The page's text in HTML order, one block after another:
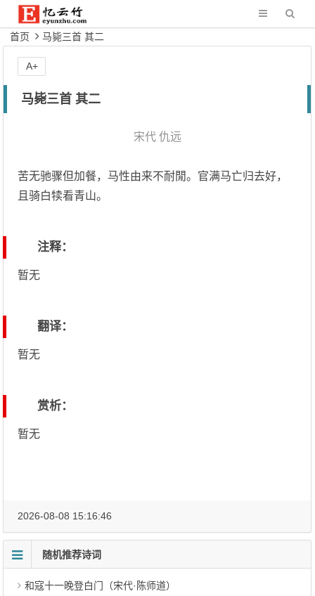
首页 马毙三首 其二
马毙三首 其二
宋代 仇远
苦无驰骤但加餐，马性由来不耐閒。官满马亡归去好，
且骑白犊看青山。
注释：
暂无
翻译：
暂无
赏析：
暂无
A+
2026-08-08 15:16:46
随机推荐诗词
和寇十一晚登白门（宋代·陈师道）